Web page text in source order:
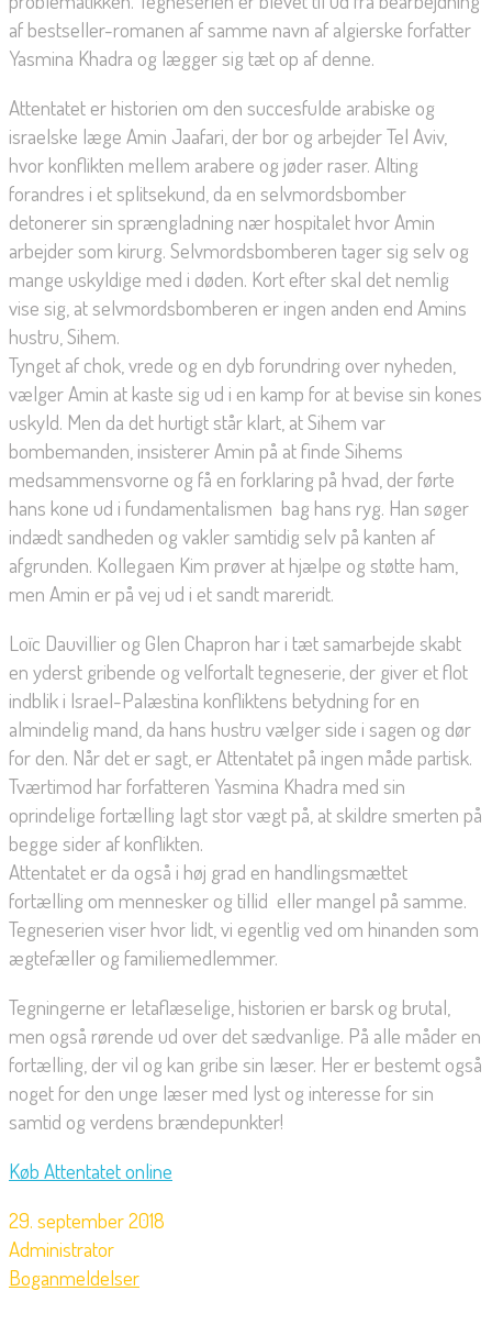
af bestseller-romanen af samme navn af algierske forfatter
Yasmina Khadra og lægger sig tæt op af denne.
Attentatet er historien om den succesfulde arabiske og
israelske læge Amin Jaafari, der bor og arbejder Tel Aviv,
hvor konflikten mellem arabere og jøder raser. Alting
forandres i et splitsekund, da en selvmordsbomber
detonerer sin sprængladning nær hospitalet hvor Amin
arbejder som kirurg. Selvmordsbomberen tager sig selv og
mange uskyldige med i døden. Kort efter skal det nemlig
vise sig, at selvmordsbomberen er ingen anden end Amins
hustru, Sihem.
Tynget af chok, vrede og en dyb forundring over nyheden,
vælger Amin at kaste sig ud i en kamp for at bevise sin kones
uskyld. Men da det hurtigt står klart, at Sihem var
bombemanden, insisterer Amin på at finde Sihems
medsammensvorne og få en forklaring på hvad, der førte
hans kone ud i fundamentalismen  bag hans ryg. Han søger
indædt sandheden og vakler samtidig selv på kanten af
afgrunden. Kollegaen Kim prøver at hjælpe og støtte ham,
men Amin er på vej ud i et sandt mareridt.
Loïc Dauvillier og Glen Chapron har i tæt samarbejde skabt
en yderst gribende og velfortalt tegneserie, der giver et flot
indblik i Israel-Palæstina konfliktens betydning for en
almindelig mand, da hans hustru vælger side i sagen og dør
for den. Når det er sagt, er Attentatet på ingen måde partisk.
Tværtimod har forfatteren Yasmina Khadra med sin
oprindelige fortælling lagt stor vægt på, at skildre smerten på
begge sider af konflikten.
Attentatet er da også i høj grad en handlingsmættet
fortælling om mennesker og tillid  eller mangel på samme.
Tegneserien viser hvor lidt, vi egentlig ved om hinanden som
ægtefæller og familiemedlemmer.
Tegningerne er letaflæselige, historien er barsk og brutal,
men også rørende ud over det sædvanlige. På alle måder en
fortælling, der vil og kan gribe sin læser. Her er bestemt også
noget for den unge læser med lyst og interesse for sin
samtid og verdens brændepunkter!
Køb Attentatet online
29. september 2018
Administrator
Boganmeldelser